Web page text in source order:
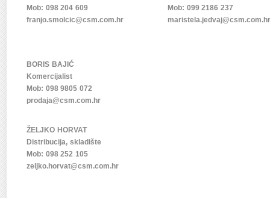
Mob: 098 204 609
franjo.smolcic@csm.com.hr
Mob: 099 2186 237
maristela.jedvaj@csm.com.hr
BORIS BAJIĆ
Komercijalist
Mob: 098 9805 072
prodaja@csm.com.hr
ŽELJKO HORVAT
Distribucija, skladište
Mob: 098 252 105
zeljko.horvat@csm.com.hr